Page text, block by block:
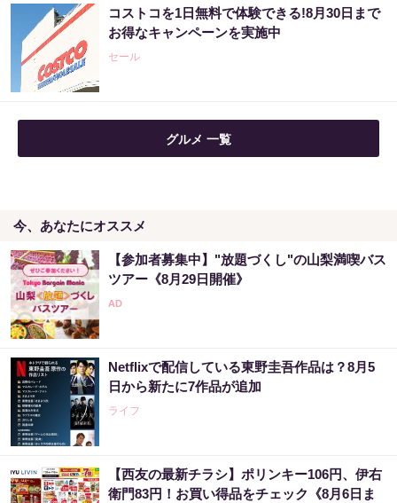
コストコを1日無料で体験できる!8月30日まで
お得なキャンペーンを実施中
セール
グルメ 一覧
今、あなたにオススメ
【参加者募集中】"放題づくし"の山梨満喫バス
ツアー《8月29日開催》
Netflixで配信している東野圭吾作品は？8月5
日から新たに7作品が追加
ライフ
【西友の最新チラシ】ポリンキー106円、伊右
衛門83円！お買い得品をチェック《8月6日ま